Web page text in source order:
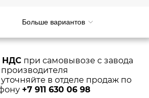
Больше вариантов
НДС при самовывозе с завода
производителя
в отделе продаж по
+7 911 630 06 98